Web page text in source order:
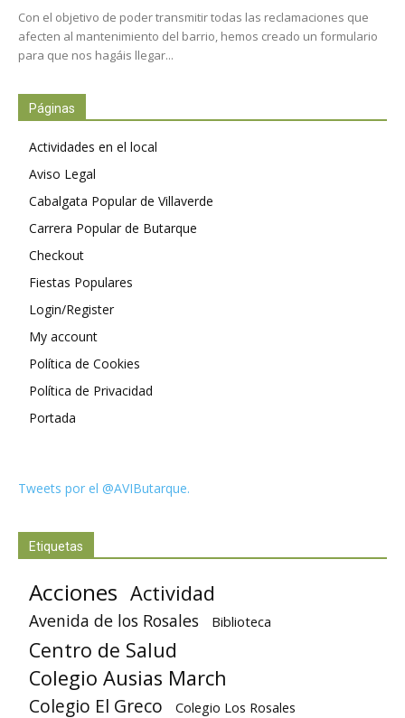
Con el objetivo de poder transmitir todas las reclamaciones que
afecten al mantenimiento del barrio, hemos creado un formulario
para que nos hagáis llegar...
Páginas
Actividades en el local
Aviso Legal
Cabalgata Popular de Villaverde
Carrera Popular de Butarque
Checkout
Fiestas Populares
Login/Register
My account
Política de Cookies
Política de Privacidad
Portada
Tweets por el @AVIButarque.
Etiquetas
Acciones Actividad
Avenida de los Rosales Biblioteca
Centro de Salud
Colegio Ausias March
Colegio El Greco Colegio Los Rosales